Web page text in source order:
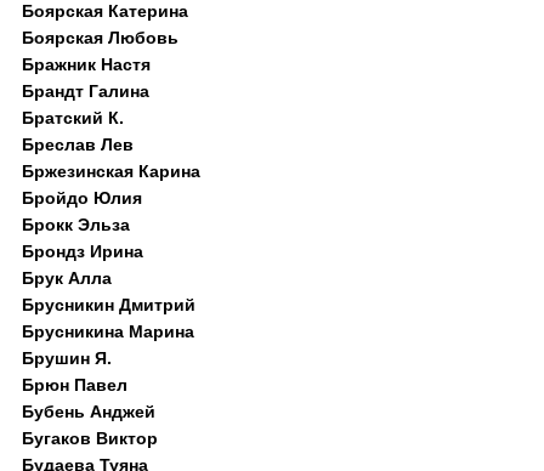
Боярская Катерина
Боярская Любовь
Бражник Настя
Брандт Галина
Братский К.
Бреслав Лев
Бржезинская Карина
Бройдо Юлия
Брокк Эльза
Брондз Ирина
Брук Алла
Брусникин Дмитрий
Брусникина Марина
Брушин Я.
Брюн Павел
Бубень Анджей
Бугаков Виктор
Будаева Туяна